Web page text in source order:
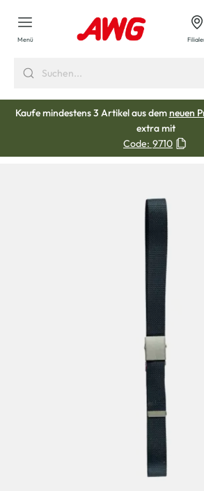
springen
Menü
Kaufe mindestens 3 Artikel aus demneuen
extra mit
Code: 9710